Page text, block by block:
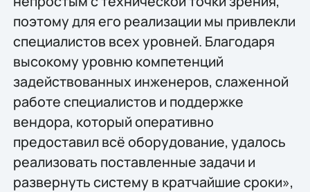
поэтому для его реализации мы привлекли
специалистов всех уровней. Благодаря
высокому уровню компетенций
задействованных инженеров, слаженной
работе специалистов и поддержке
вендора, который оперативно
предоставил всё оборудование, удалось
реализовать поставленные задачи и
развернуть систему в кратчайшие сроки»,